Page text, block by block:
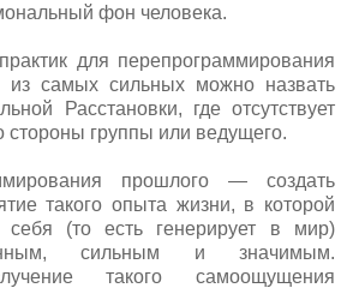
фон человека.
для перепрограммирования
из самых сильных можно назвать
Расстановки, где отсутствует
стороны группы или ведущего.
прошлого — создать
такого опыта жизни, в которой
себя (то есть генерирует в мир)
сильным и значимым.
такого самоощущения